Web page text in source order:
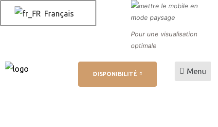
Français
Pour une visualisation
optimale
DISPONIBILITÉ Menu